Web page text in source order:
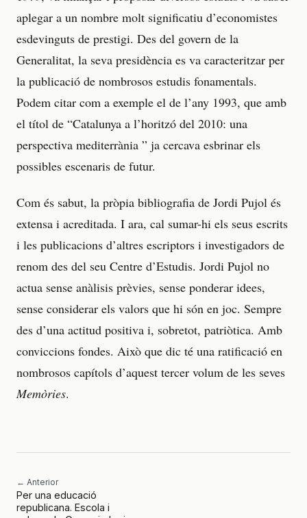
aplegar a un nombre molt significatiu d’economistes
esdevinguts de prestigi. Des del govern de la
Generalitat, la seva presidència es va caracteritzar per
la publicació de nombrosos estudis fonamentals.
Podem citar com a exemple el de l’any 1993, que amb
el títol de “Catalunya a l’horitzó del 2010: una
perspectiva mediterrània ” ja cercava esbrinar els
possibles escenaris de futur.
Com és sabut, la pròpia bibliografia de Jordi Pujol és
extensa i acreditada. I ara, cal sumar-hi els seus escrits
i les publicacions d’altres escriptors i investigadors de
renom des del seu Centre d’Estudis. Jordi Pujol no
actua sense anàlisis prèvies, sense ponderar idees,
sense considerar els valors que hi són en joc. Sempre
des d’una actitud positiva i, sobretot, patriòtica. Amb
conviccions fondes. Això que dic té una ratificació en
nombrosos capítols d’aquest tercer volum de les seves
Memòries.
← Anterior
Per una educació
republicana. Escola i